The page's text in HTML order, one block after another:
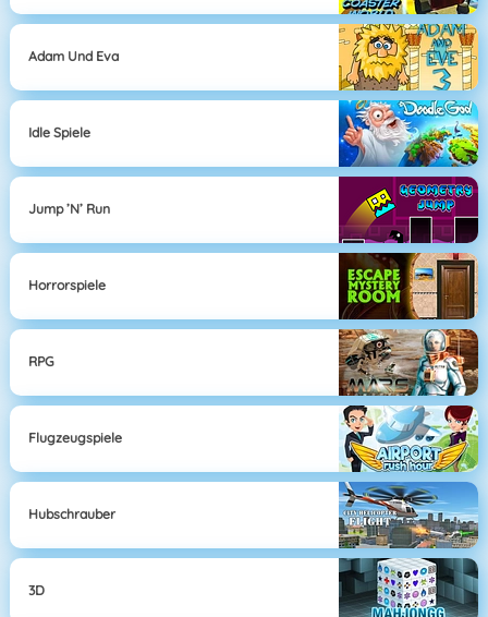
Adam Und Eva
Idle Spiele
Jump ’n’ Run
Horrorspiele
RPG
Flugzeugspiele
Hubschrauber
3D